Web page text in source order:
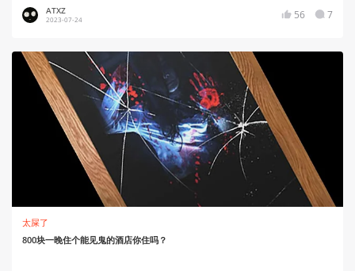
ATXZ
2023-07-24 56 7
太屎了
800块一晚住个能见鬼的酒店你住吗？